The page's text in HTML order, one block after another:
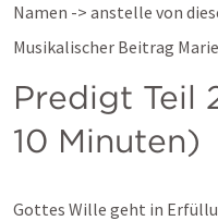
Namen -> anstelle von
Musikalischer Beitrag Marie
Predigt Teil
10 Minuten)
Gottes Wille geht in